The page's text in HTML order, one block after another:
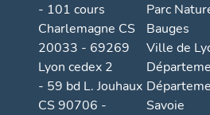
- 101 cours
Charlemagne CS
20033 - 69269
Lyon cedex 2
- 59 bd L. Jouhaux
CS 90706 -
Parc
Bauges
Ville de
Savoie